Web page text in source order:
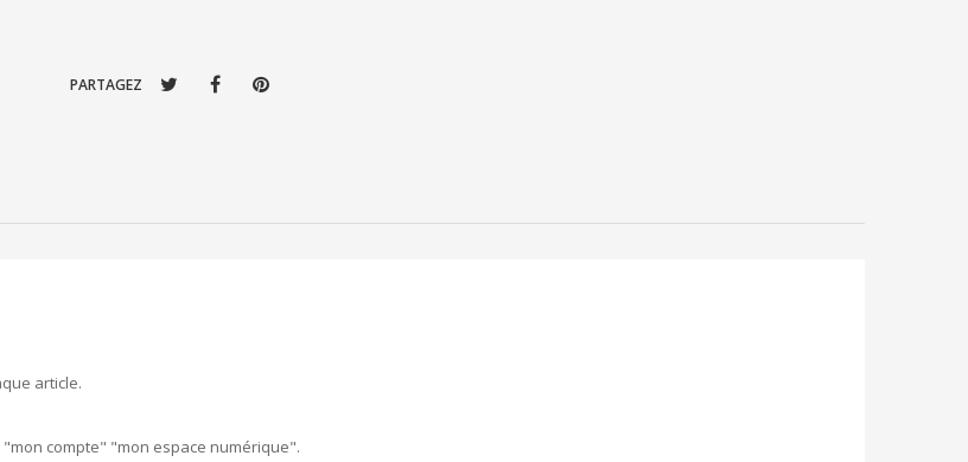
PARTAGEZ
article.
compte" "mon espace numérique".